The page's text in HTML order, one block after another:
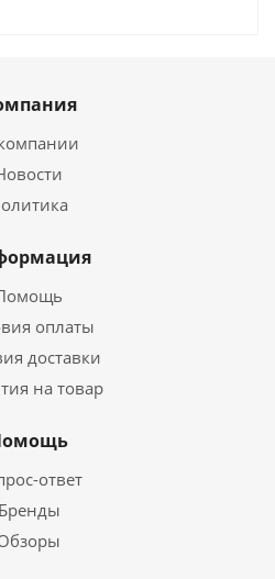
оплаты
доставки
на товар
ответ
Бренды